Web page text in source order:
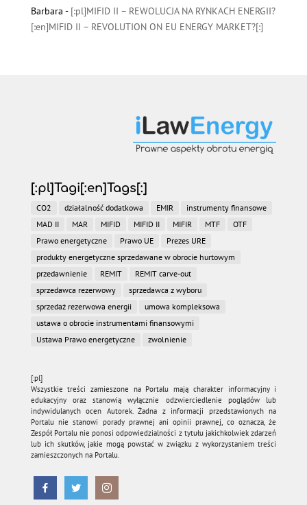
Barbara - [:pl]MIFID II – REWOLUCJA NA RYNKACH ENERGII?
[:en]MIFID II – REVOLUTION ON EU ENERGY MARKET?[:]
[:pl]Tagi[:en]Tags[:]
CO2 działalność dodatkowa EMIR
instrumenty finansowe
MAD II
MAR MIFID MIFID II MIFIR MTF
OTF
Prawo energetyczne
Prawo UE
Prezes URE
produkty energetyczne sprzedawane w obrocie hurtowym
przedawnienie
REMIT
REMIT carve-out
sprzedawca rezerwowy
sprzedawca z wyboru
sprzedaż rezerwowa energii
umowa kompleksowa
ustawa o obrocie instrumentami finansowymi
Ustawa Prawo energetyczne
zwolnienie
[:pl]
Wszystkie treści zamieszone na Portalu mają charakter informacyjny i
edukacyjny oraz stanowią wyłącznie odzwierciedlenie poglądów lub
indywidulanych ocen Autorek. Żadna z informacji przedstawionych na
Portalu nie stanowi porady prawnej ani opinii prawnej, co oznacza, że
Zespół Portalu nie ponosi odpowiedzialności z tytułu jakichkolwiek zdarzeń
lub ich skutków, jakie mogą powstać w związku z wykorzystaniem treści
zamieszczonych na Portalu.